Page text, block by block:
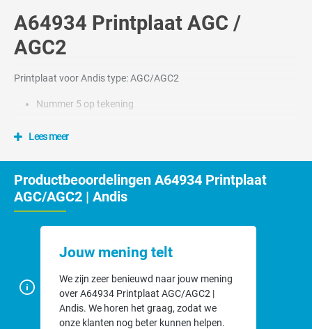
A64934 Printplaat AGC /
AGC2
Printplaat voor Andis type: AGC/AGC2
Nummer 5 op tekening
Lees meer
Productbeoordelingen A64934 Printplaat
AGC/AGC2 | Andis
Jouw mening telt
We zijn zeer benieuwd naar jouw mening
over A64934 Printplaat AGC/AGC2 |
Andis. We horen het graag, zodat we
onze klanten nog beter kunnen helpen.